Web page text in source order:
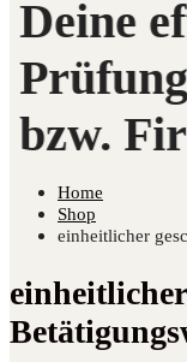
Home
Shop
einheitlicher